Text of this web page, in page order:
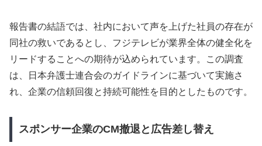
報告書の結語では、社内において声を上げた社員の存在が
同社の救いであるとし、フジテレビが業界全体の健全化を
リードすることへの期待が込められています。この調査
は、日本弁護士連合会のガイドラインに基づいて実施さ
れ、企業の信頼回復と持続可能性を目的としたものです。
スポンサー企業のCM撤退と広告差し替え